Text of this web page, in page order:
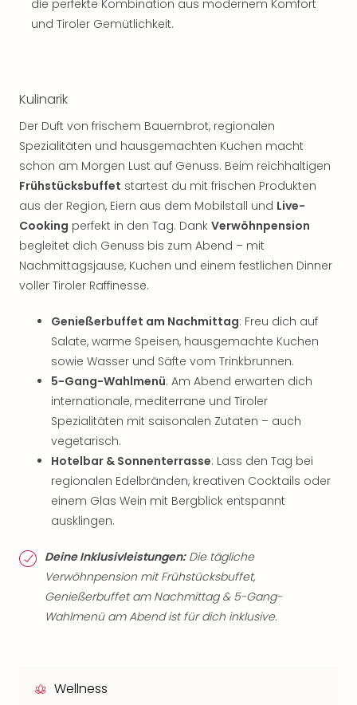
die perfekte Kombination aus modernem Komfort
und Tiroler Gemütlichkeit.
Kulinarik
Der Duft von frischem Bauernbrot, regionalen
Spezialitäten und hausgemachten Kuchen macht
schon am Morgen Lust auf Genuss. Beim reichhaltigen
Frühstücksbuffet startest du mit frischen Produkten
aus der Region, Eiern aus dem Mobilstall und Live-
Cooking perfekt in den Tag. Dank Verwöhnpension
begleitet dich Genuss bis zum Abend – mit
Nachmittagsjause, Kuchen und einem festlichen Dinner
voller Tiroler Raffinesse.
Genießerbuffet am Nachmittag: Freu dich auf
Salate, warme Speisen, hausgemachte Kuchen
sowie Wasser und Säfte vom Trinkbrunnen.
5-Gang-Wahlmenü: Am Abend erwarten dich
internationale, mediterrane und Tiroler
Spezialitäten mit saisonalen Zutaten – auch
vegetarisch.
Hotelbar & Sonnenterrasse: Lass den Tag bei
regionalen Edelbränden, kreativen Cocktails oder
einem Glas Wein mit Bergblick entspannt
ausklingen.
Deine Inklusivleistungen:Die tägliche
Verwöhnpension mit Frühstücksbuffet,
Genießerbuffet am Nachmittag & 5-Gang-
Wahlmenü am Abend ist für dich inklusive.
Wellness